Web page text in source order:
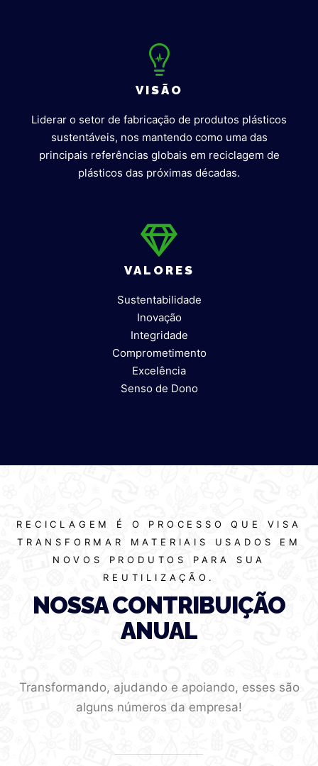
VISÃO
Liderar o setor de fabricação de produtos plásticos
sustentáveis, nos mantendo como uma das
principais referências globais em reciclagem de
plásticos das próximas décadas.
VALORES
Sustentabilidade
Inovação
Integridade
Comprometimento
Excelência
Senso de Dono
RECICLAGEM É O PROCESSO QUE VISA
TRANSFORMAR MATERIAIS USADOS EM
NOVOS PRODUTOS PARA SUA
REUTILIZAÇÃO.
NOSSA CONTRIBUIÇÃO
ANUAL
Transformando, ajudando e apoiando, esses são
alguns números da empresa!